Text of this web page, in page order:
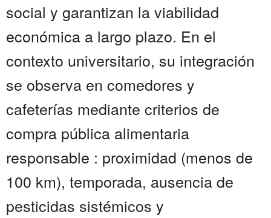
social y garantizan la viabilidad
económica a largo plazo. En el
contexto universitario, su integración
se observa en comedores y
cafeterías mediante criterios de
compra pública alimentaria
responsable : proximidad (menos de
100 km), temporada, ausencia de
pesticidas sistémicos y